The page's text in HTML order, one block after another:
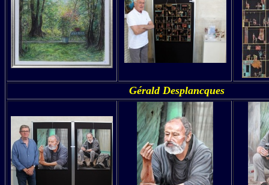
Gérald Desplancques